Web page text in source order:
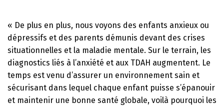
« De plus en plus, nous voyons des enfants anxieux ou
dépressifs et des parents démunis devant des crises
situationnelles et la maladie mentale. Sur le terrain, les
diagnostics liés à l’anxiété et aux TDAH augmentent. Le
temps est venu d’assurer un environnement sain et
sécurisant dans lequel chaque enfant puisse s’épanouir
et maintenir une bonne santé globale, voilà pourquoi les